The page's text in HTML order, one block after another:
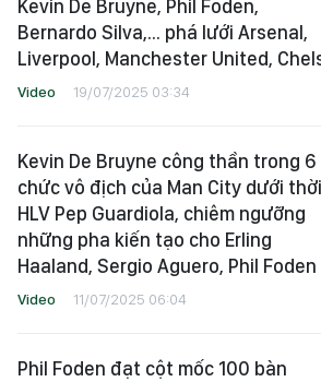
Kevin De Bruyne, Phil Foden,
Bernardo Silva,... phá lưới Arsenal,
Liverpool, Manchester United,
Video 19/07/2025 03:34
Kevin De Bruyne công thần trong 6
chức vô địch của Man City dưới thời
HLV Pep Guardiola, chiêm ngưỡng
những pha kiến ​​tạo cho Erling
Haaland, Sergio Aguero, Phil
Video 11/07/2025 06:04
Phil Foden đạt cột mốc 100 bàn